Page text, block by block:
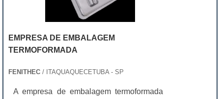
EMPRESA DE EMBALAGEM
TERMOFORMADA
FENITHEC / ITAQUAQUECETUBA - SP
A empresa de embalagem termoformada